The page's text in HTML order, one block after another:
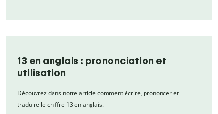
13 en anglais : prononciation et
utilisation
Découvrez dans notre article comment écrire, prononcer et
traduire le chiffre 13 en anglais.